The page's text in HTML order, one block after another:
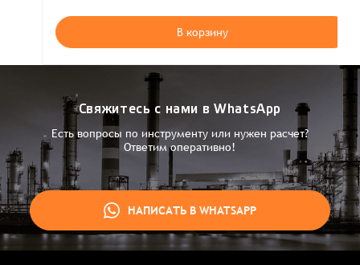
В корзину
Свяжитесь с нами в WhatsApp
Есть вопросы по инструменту или нужен расчет?
Ответим оперативно!
НАПИСАТЬ В WHATSAPP